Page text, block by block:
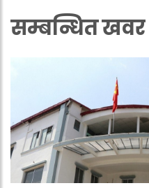
सम्बन्धित खवर